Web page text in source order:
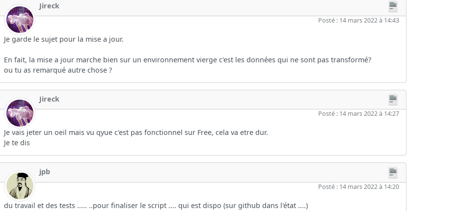
Jireck
Posté : 14 mars 2022 à 14:43
Je garde le sujet pour la mise a jour.
En fait, la mise a jour marche bien sur un environnement vierge c'est les données qui ne sont pas transformé?
ou tu as remarqué autre chose ?
Jireck
Posté : 14 mars 2022 à 14:27
Je vais jeter un oeil mais vu qyue c'est pas fonctionnel sur Free, cela va etre dur.
Je te dis
jpb
Posté : 14 mars 2022 à 14:20
du travail et des tests ..... ..pour finaliser le script .... qui est dispo (sur github dans l'état ....)